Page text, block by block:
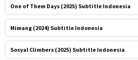
One of Them Days (2025) Subtitle Indonesia
Mimang (2024) Subtitle Indonesia
Sosyal Climbers (2025) Subtitle Indonesia